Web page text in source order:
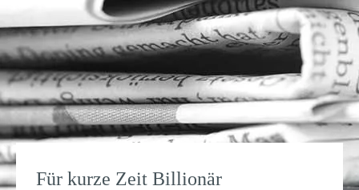
Für kurze Zeit Billionär